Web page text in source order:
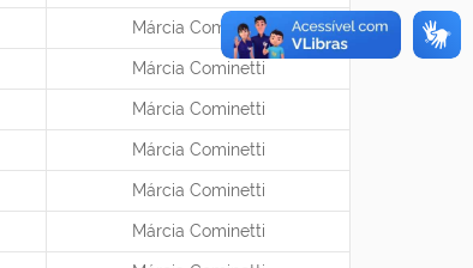
Márcia Cominetti
Márcia Cominetti
Márcia Cominetti
Márcia Cominetti
Márcia Cominetti
Márcia Cominetti